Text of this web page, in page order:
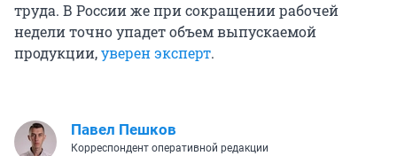
труда. В России же при сокращении рабочей
недели точно упадет объем выпускаемой
продукции,уверен эксперт.
Павел Пешков
Корреспондент оперативной редакции